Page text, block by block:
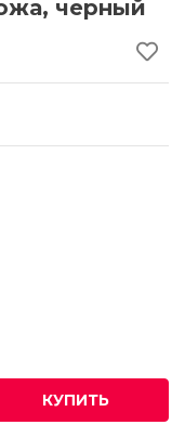
черный
КУПИТЬ